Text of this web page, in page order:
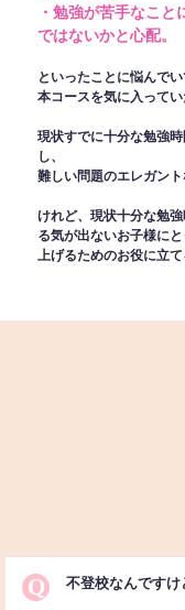
・勉強が苦手なこ
ではないかと心配。
といったことに悩んで
本コースを気に入ってい
現状すでに十分な勉強
し、
難しい問題のエレガン
けれど、現状十分な勉
る気が出ないお子様に
上げるためのお役に立て
Q 不登校なんですけ